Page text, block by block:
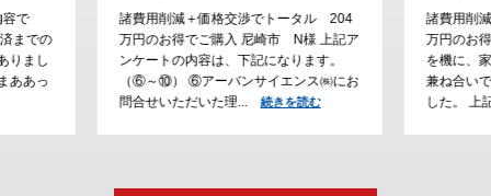
ル 204
上記ア
す。
㈱にお
諸費用削減＋価格交渉でトータル 230
万円のお得でご購入 川西市 H様 ご結婚
を機に、家探しをスタートして、通勤の
兼ね合いで立地条件にこだわって探しま
した。 上記アン... 続きを読む
諸費用削
でご購入
大阪で家
が、通勤
えて、